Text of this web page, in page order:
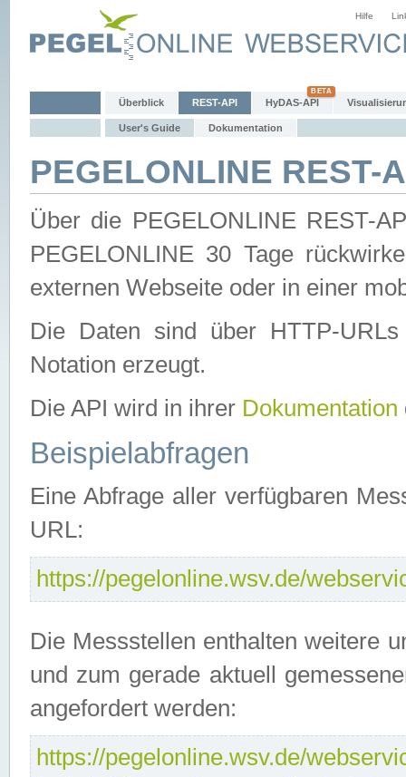
Hilfe
Überblick REST-API HyDAS-API
User's Guide Dokumentation
PEGELONLINE REST-
Über die PEGELONLINE REST-
PEGELONLINE 30 Tage
externen Webseite oder in einer
Die Daten sind über HTTP-
Notation erzeugt.
Die API wird in ihrer Dokumentation
Beispielabfragen
Eine Abfrage aller verfügbaren
URL:
https://pegelonline.wsv.de/
Die Messstellen enthalten weitere
und zum gerade aktuell
angefordert werden:
https://pegelonline.wsv.de/